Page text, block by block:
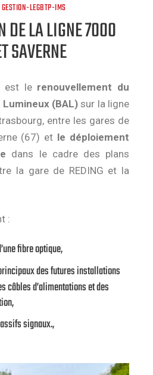
GESTION-LEGBTP-IMS
DE LA LIGNE 7000
SAVERNE
est le renouvellement du
(BAL) sur la ligne
entre les gares de
(67) et le déploiement
dans le cadre des plans
la gare de REDING et la
:
fibre optique,
des futures installations
câbles d’alimentations et des
signaux.,